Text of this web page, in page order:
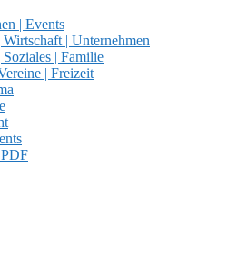
| Events
| Unternehmen
| Familie
| Freizeit